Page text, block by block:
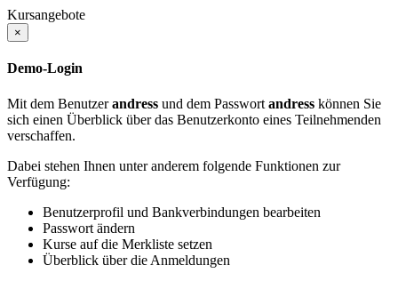
Kursangebote
×
Demo-Login
Mit dem Benutzerandress und dem Passwort andress können Sie
sich einen Überblick über das Benutzerkonto eines Teilnehmenden
verschaffen.
Dabei stehen Ihnen unter anderem folgende Funktionen zur
Verfügung:
Benutzerprofil und Bankverbindungen bearbeiten
Passwort ändern
Kurse auf die Merkliste setzen
Überblick über die Anmeldungen